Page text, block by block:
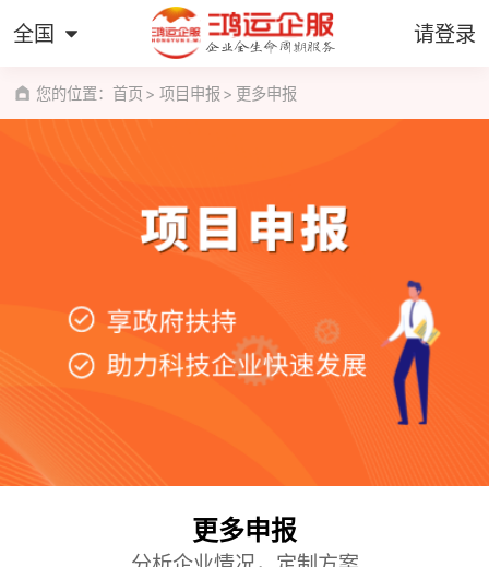
全国 请登录
您的位置：首页 项目申报 更多申报
更多申报